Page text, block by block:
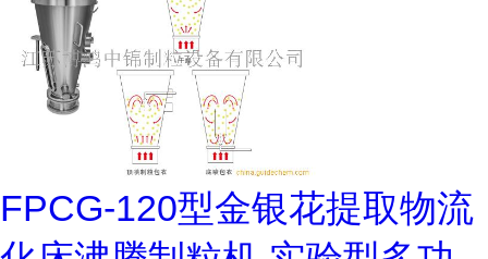
FPCG-120型金银花提取物流